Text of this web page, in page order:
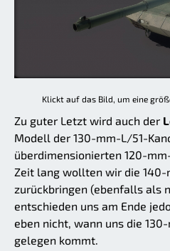
Klickt auf das Bild, um eine
Zu guter Letzt wird auch der
Modell der 130-mm-L/51-
überdimensionierten 120-
Zeit lang wollten wir die 140-
zurückbringen (ebenfalls als
entschieden uns am Ende
eben nicht, wann uns die
gelegen kommt.